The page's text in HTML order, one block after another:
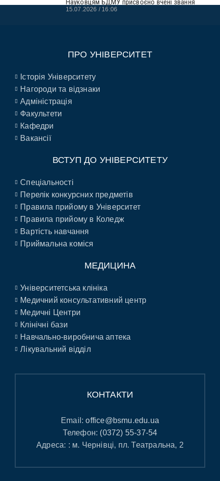
Науковцям БДМУ присвоєно вчені звання
15.07.2026 16:06
ПРО УНІВЕРСИТЕТ
Історія Університету
Нагороди та відзнаки
Адміністрація
Факультети
Кафедри
Вакансії
ВСТУП ДО УНІВЕРСИТЕТУ
Спеціальності
Перелік конкурсних предметів
Правила прийому в Університет
Правила прийому в Коледж
Вартість навчання
Приймальна коміся
МЕДИЦИНА
Університетська клініка
Медичний консультативний центр
Медичні Центри
Клінічні бази
Навчально-виробнича аптека
Лікувальний відділ
КОНТАКТИ
Email:office@bsmu.edu.ua
Телефон: (0372) 55-37-54
Адреса: : м. Чернівці, пл. Театральна, 2